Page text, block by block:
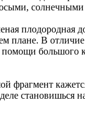
плане. В
большого
фрагмент
становишься